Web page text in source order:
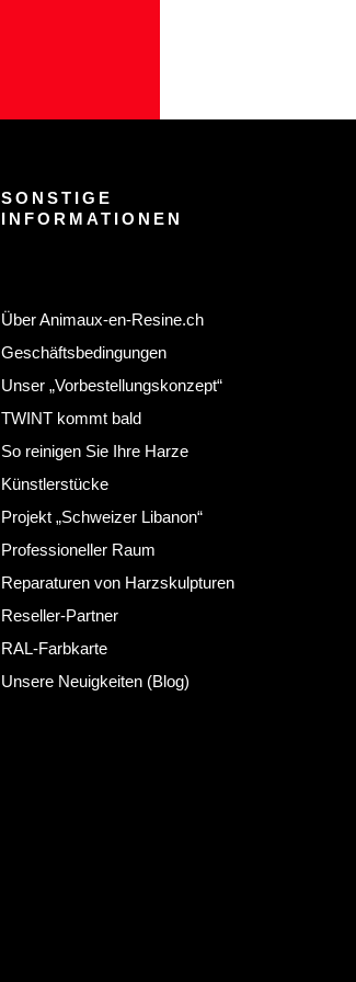
SONSTIGE
INFORMATIONEN
Über Animaux-en-Resine.ch
Geschäftsbedingungen
Unser „Vorbestellungskonzept“
TWINT kommt bald
So reinigen Sie Ihre Harze
Künstlerstücke
Projekt „Schweizer Libanon“
Professioneller Raum
Reparaturen von Harzskulpturen
Reseller-Partner
RAL-Farbkarte
Unsere Neuigkeiten (Blog)